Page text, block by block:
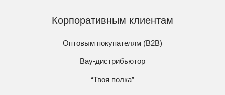
Корпоративным клиентам
Оптовым покупателям (B2B)
Вау-дистрибьютор
“Твоя полка”